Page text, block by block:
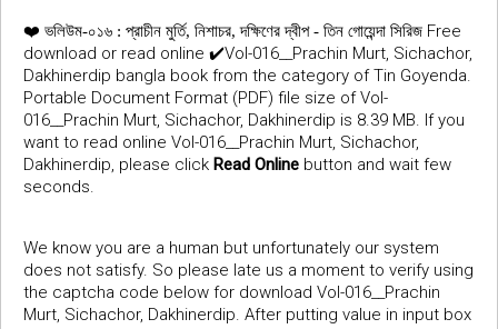
❤️ ভলিউম-০১৬ : প্রাচীন মুর্তি, নিশাচর, দক্ষিণের দ্বীপ - তিন গোয়েন্দা সিরিজ Free
download or read online ✔️Vol-016__Prachin Murt, Sichachor,
Dakhinerdip bangla book from the category of Tin Goyenda.
Portable Document Format (PDF) file size of Vol-
016__Prachin Murt, Sichachor, Dakhinerdip is 8.39 MB. If you
want to read online Vol-016__Prachin Murt, Sichachor,
Dakhinerdip, please click Read Online button and wait few
seconds.
We know you are a human but unfortunately our system
does not satisfy. So please late us a moment to verify using
the captcha code below for download Vol-016__Prachin
Murt, Sichachor, Dakhinerdip. After putting value in input box